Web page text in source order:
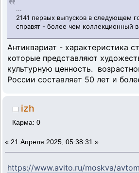
...
2141 первых выпусков в следующем
справят - более чем коллекционный
Антиквариат - характеристика
которые представляют
культурную ценность.
России составляет 50 лет и
izh
Карма: 0
« 21 Апреля 2025, 05:38:31 »
https://www.avito.ru/moskva/